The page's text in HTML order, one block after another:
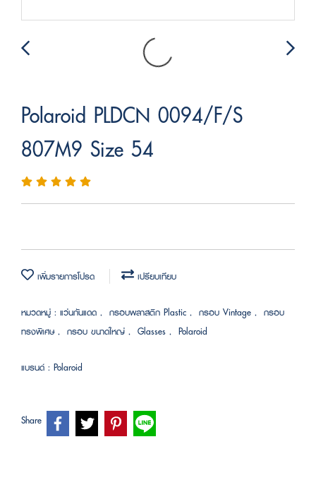
Polaroid PLDCN 0094/F/S
807M9 Size 54
เพิ่มรายการโปรด เปรียบเทียบ
หมวดหมู่ : แว่นกันแดด , กรอบพลาสติก Plastic , กรอบ Vintage , กรอบ
ทรงพิเศษ, กรอบ ขนาดใหญ่ , Glasses , Polaroid
แบรนด์ : Polaroid
Share